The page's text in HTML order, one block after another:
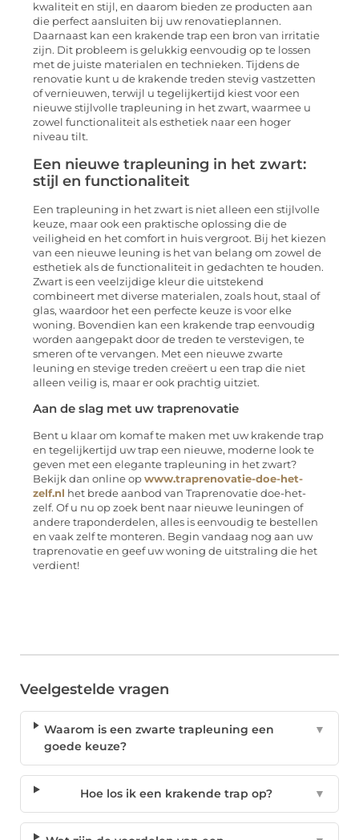
kwaliteit en stijl, en daarom bieden ze producten aan
die perfect aansluiten bij uw renovatieplannen.
Daarnaast kan een krakende trap een bron van irritatie
zijn. Dit probleem is gelukkig eenvoudig op te lossen
met de juiste materialen en technieken. Tijdens de
renovatie kunt u de krakende treden stevig vastzetten
of vernieuwen, terwijl u tegelijkertijd kiest voor een
nieuwe stijlvolle trapleuning in het zwart, waarmee u
zowel functionaliteit als esthetiek naar een hoger
niveau tilt.
Een nieuwe trapleuning in het zwart:
stijl en functionaliteit
Een trapleuning in het zwart is niet alleen een stijlvolle
keuze, maar ook een praktische oplossing die de
veiligheid en het comfort in huis vergroot. Bij het kiezen
van een nieuwe leuning is het van belang om zowel de
esthetiek als de functionaliteit in gedachten te houden.
Zwart is een veelzijdige kleur die uitstekend
combineert met diverse materialen, zoals hout, staal of
glas, waardoor het een perfecte keuze is voor elke
woning. Bovendien kan een krakende trap eenvoudig
worden aangepakt door de treden te verstevigen, te
smeren of te vervangen. Met een nieuwe zwarte
leuning en stevige treden creëert u een trap die niet
alleen veilig is, maar er ook prachtig uitziet.
Aan de slag met uw traprenovatie
Bent u klaar om komaf te maken met uw krakende trap
en tegelijkertijd uw trap een nieuwe, moderne look te
geven met een elegante trapleuning in het zwart?
Bekijk dan online op www.traprenovatie-doe-het-
zelf.nl het brede aanbod van Traprenovatie doe-het-
zelf. Of u nu op zoek bent naar nieuwe leuningen of
andere traponderdelen, alles is eenvoudig te bestellen
en vaak zelf te monteren. Begin vandaag nog aan uw
traprenovatie en geef uw woning de uitstraling die het
verdient!
Veelgestelde vragen
Waarom is een zwarte trapleuning een
goede keuze?
▼
Hoe los ik een krakende trap op? ▼